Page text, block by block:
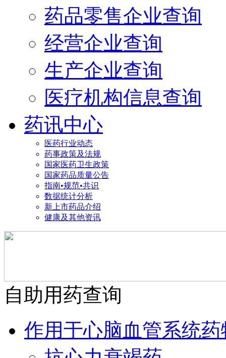
药品零售企业查询
经营企业查询
生产企业查询
医疗机构信息查询
药讯中心
医药行业动态
药事政策及法规
国家医药卫生政策
国家药品质量公告
指南•规范•共识
数据统计分析
新上市药品介绍
健康及其他资讯
自助用药查询
作用于心脑血管系统药